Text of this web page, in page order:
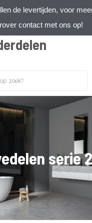
de levertijden, voor
contact met ons op!
serie